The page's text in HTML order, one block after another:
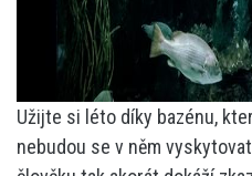
Užijte si léto díky bazénu,
nebudou se v něm